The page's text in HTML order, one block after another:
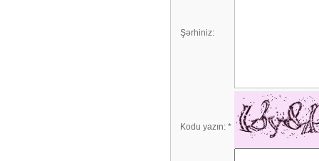
Şərhiniz:
Kodu yazın: *